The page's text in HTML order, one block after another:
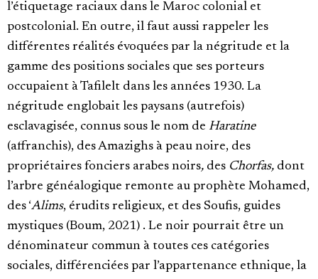
l’étiquetage raciaux dans le Maroc colonial et
postcolonial. En outre, il faut aussi rappeler les
différentes réalités évoquées par la négritude et la
gamme des positions sociales que ses porteurs
occupaient à Tafilelt dans les années 1930. La
négritude englobait les paysans (autrefois)
esclavagisée, connus sous le nom de Haratine
(affranchis), des Amazighs à peau noire, des
propriétaires fonciers arabes noirs, des Chorfas, dont
l’arbre généalogique remonte au prophète Mohamed,
des ‘Alims, érudits religieux, et des Soufis, guides
mystiques (Boum, 2021) . Le noir pourrait être un
dénominateur commun à toutes ces catégories
sociales, différenciées par l’appartenance ethnique, la